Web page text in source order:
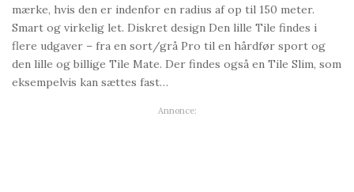
mærke, hvis den er indenfor en radius af op til 150 meter.
Smart og virkelig let. Diskret design Den lille Tile findes i
flere udgaver – fra en sort/grå Pro til en hårdfør sport og
den lille og billige Tile Mate. Der findes også en Tile Slim, som
eksempelvis kan sættes fast…
Annonce: